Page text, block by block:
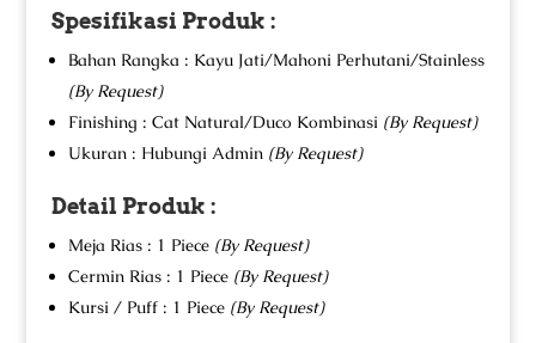
Spesifikasi Produk :
Bahan Rangka : Kayu Jati/Mahoni Perhutani/Stainless
(By Request)
Finishing : Cat Natural/Duco Kombinasi (By Request)
Ukuran : Hubungi Admin (By Request)
Detail Produk :
Meja Rias : 1 Piece (By Request)
Cermin Rias : 1 Piece (By Request)
Kursi / Puff : 1 Piece (By Request)